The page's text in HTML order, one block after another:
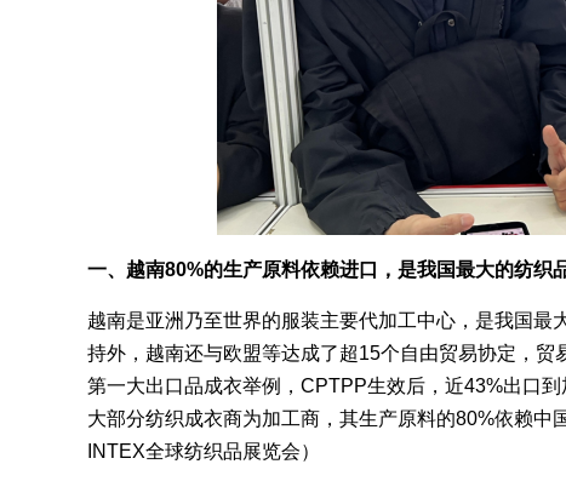
一、越南80%的生产原料依赖进口，是我国最大的纺织
越南是亚洲乃至世界的服装主要代加工中心，是我国最
持外，越南还与欧盟等达成了超15个自由贸易协定，
第一大出口品成衣举例，CPTPP生效后，近43%出口
大部分纺织成衣商为加工商，其生产原料的80%依赖
INTEX全球纺织品展览会）